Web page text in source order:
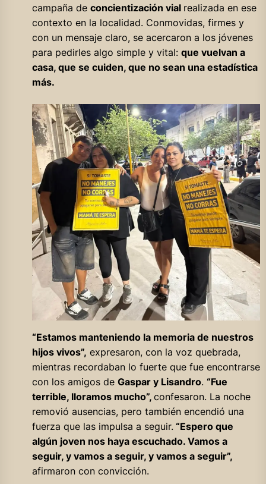
campaña de concientización vial realizada en ese
contexto en la localidad. Conmovidas, firmes y
con un mensaje claro, se acercaron a los jóvenes
para pedirles algo simple y vital: que vuelvan a
casa, que se cuiden, que no sean una estadística
más.
“Estamos manteniendo la memoria de nuestros
hijos vivos”, expresaron, con la voz quebrada,
mientras recordaban lo fuerte que fue encontrarse
con los amigos de Gaspar y Lisandro. “Fue
terrible, lloramos mucho”, confesaron. La noche
removió ausencias, pero también encendió una
fuerza que las impulsa a seguir. “Espero que
algún joven nos haya escuchado. Vamos a
seguir, y vamos a seguir, y vamos a seguir”,
afirmaron con convicción.